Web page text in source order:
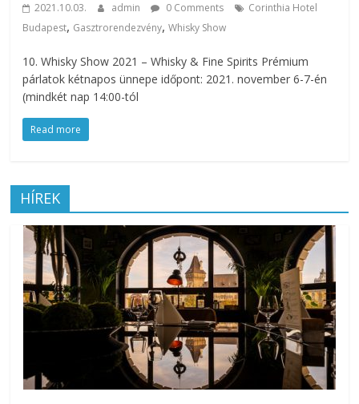
2021.10.03. admin 0 Comments
Corinthia Hotel
Budapest, Gasztrorendezvény,Whisky Show
10. Whisky Show 2021 – Whisky & Fine Spirits Prémium
párlatok kétnapos ünnepe időpont: 2021. november 6-7-én
(mindkét nap 14:00-tól
Read more
HÍREK